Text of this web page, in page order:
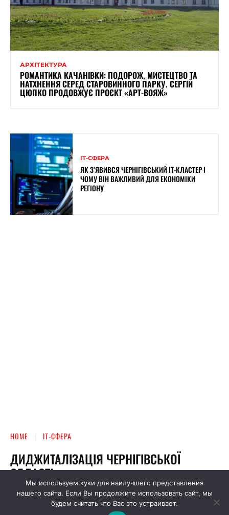
АРХІТЕКТУРА
РОМАНТИКА КАЧАНІВКИ: ПОДОРОЖ, МИСТЕЦТВО ТА
НАТХНЕННЯ СЕРЕД СТАРОВИННОГО ПАРКУ. СЕРГІЙ
ЦЮПКО ПРОДОВЖУЄ ПРОЄКТ «АРТ-ВОЯЖ»
ІТ-СФЕРА
ЯК З’ЯВИВСЯ ЧЕРНІГІВСЬКИЙ IT-КЛАСТЕР І
ЧОМУ ВІН ВАЖЛИВИЙ ДЛЯ ЕКОНОМІКИ
РЕГІОНУ
Мы используем куки для наилучшего представления
нашего сайта. Если Вы продолжите использовать сайт, мы
будем считать что Вас это устраивает.